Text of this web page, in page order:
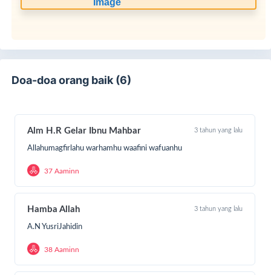
harga satuan Karpet Rp. 50.000/Karpet. Dengan adanya
karpet wudhu yang baru, kita dapat:
Doa-doa orang baik (6)
Alm H.R Gelar Ibnu Mahbar 3 tahun yang lalu
Allahumagfirlahu warhamhu waafini wafuanhu
37 Aaminn
Hamba Allah 3 tahun yang lalu
A.N YusriJahidin
38 Aaminn